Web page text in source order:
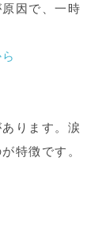
因で、一時
ります。涙
特徴です。